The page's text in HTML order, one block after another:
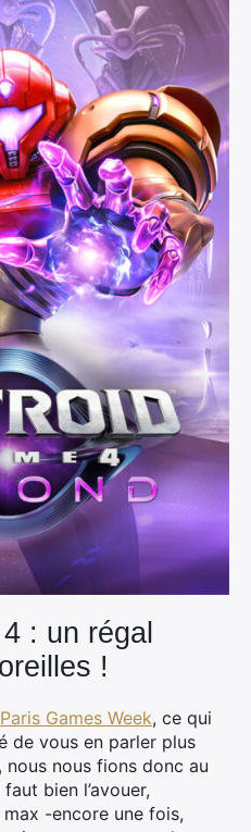
: un régal
!
Paris Games Week, ce qui
de vous en parler plus
nous fions donc au
bien l’avouer,
-encore une fois,